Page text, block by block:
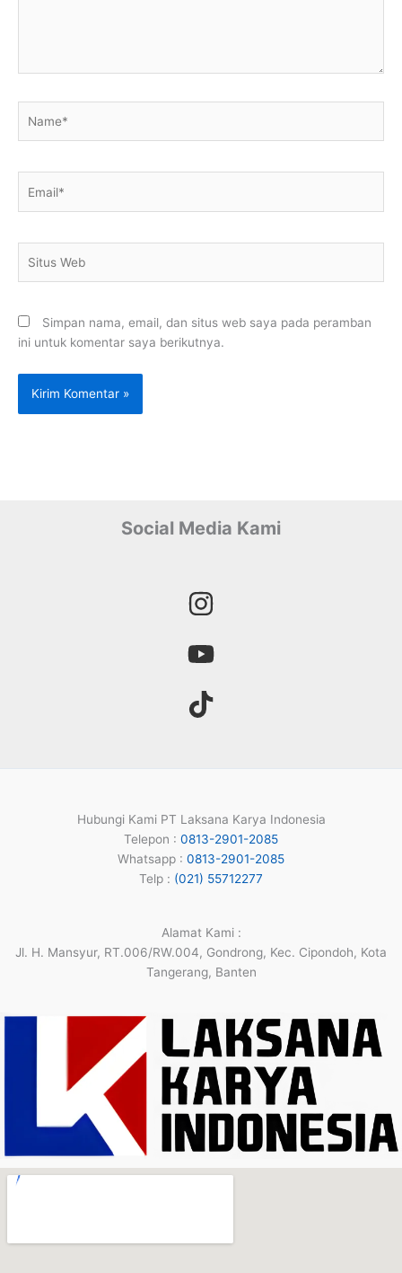
Web
Simpan nama, email, dan situs web saya pada peramban
ini untuk komentar saya berikutnya.
Social Media Kami
Hubungi Kami PT Laksana Karya Indonesia
Telepon : 0813-2901-2085
Whatsapp : 0813-2901-2085
Telp : (021) 55712277
Alamat Kami :
Jl. H. Mansyur, RT.006/RW.004, Gondrong, Kec. Cipondoh, Kota
Tangerang, Banten